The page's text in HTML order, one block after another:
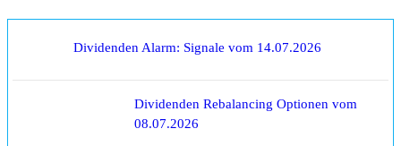
Dividenden Alarm: Signale vom 14.07.2026
Dividenden Rebalancing Optionen vom
08.07.2026